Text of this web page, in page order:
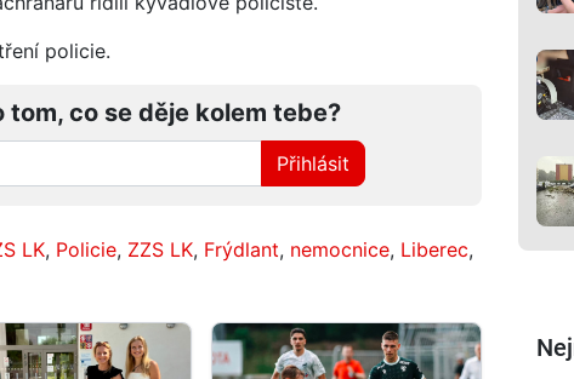
policie.
tom, co se děje kolem tebe?
Přihlásit
LK, Policie, ZZS LK, Frýdlant, nemocnice, Liberec,